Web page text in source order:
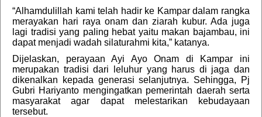
“Alhamdulillah kami telah hadir ke Kampar dalam rangka
merayakan hari raya onam dan ziarah kubur. Ada juga
lagi tradisi yang paling hebat yaitu makan bajambau, ini
dapat menjadi wadah silaturahmi kita,” katanya.
Dijelaskan, perayaan Ayi Ayo Onam di Kampar ini
merupakan tradisi dari leluhur yang harus di jaga dan
dikenalkan kepada generasi selanjutnya. Sehingga, Pj
Gubri Hariyanto mengingatkan pemerintah daerah serta
masyarakat agar dapat melestarikan kebudayaan
tersebut.